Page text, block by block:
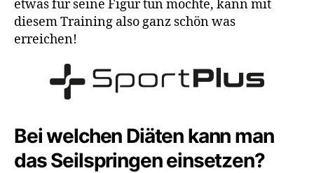
etwas für seine Figur tun möchte, kann mit
diesem Training also ganz schön was
erreichen!
Bei welchen Diäten kann man
das Seilspringen einsetzen?